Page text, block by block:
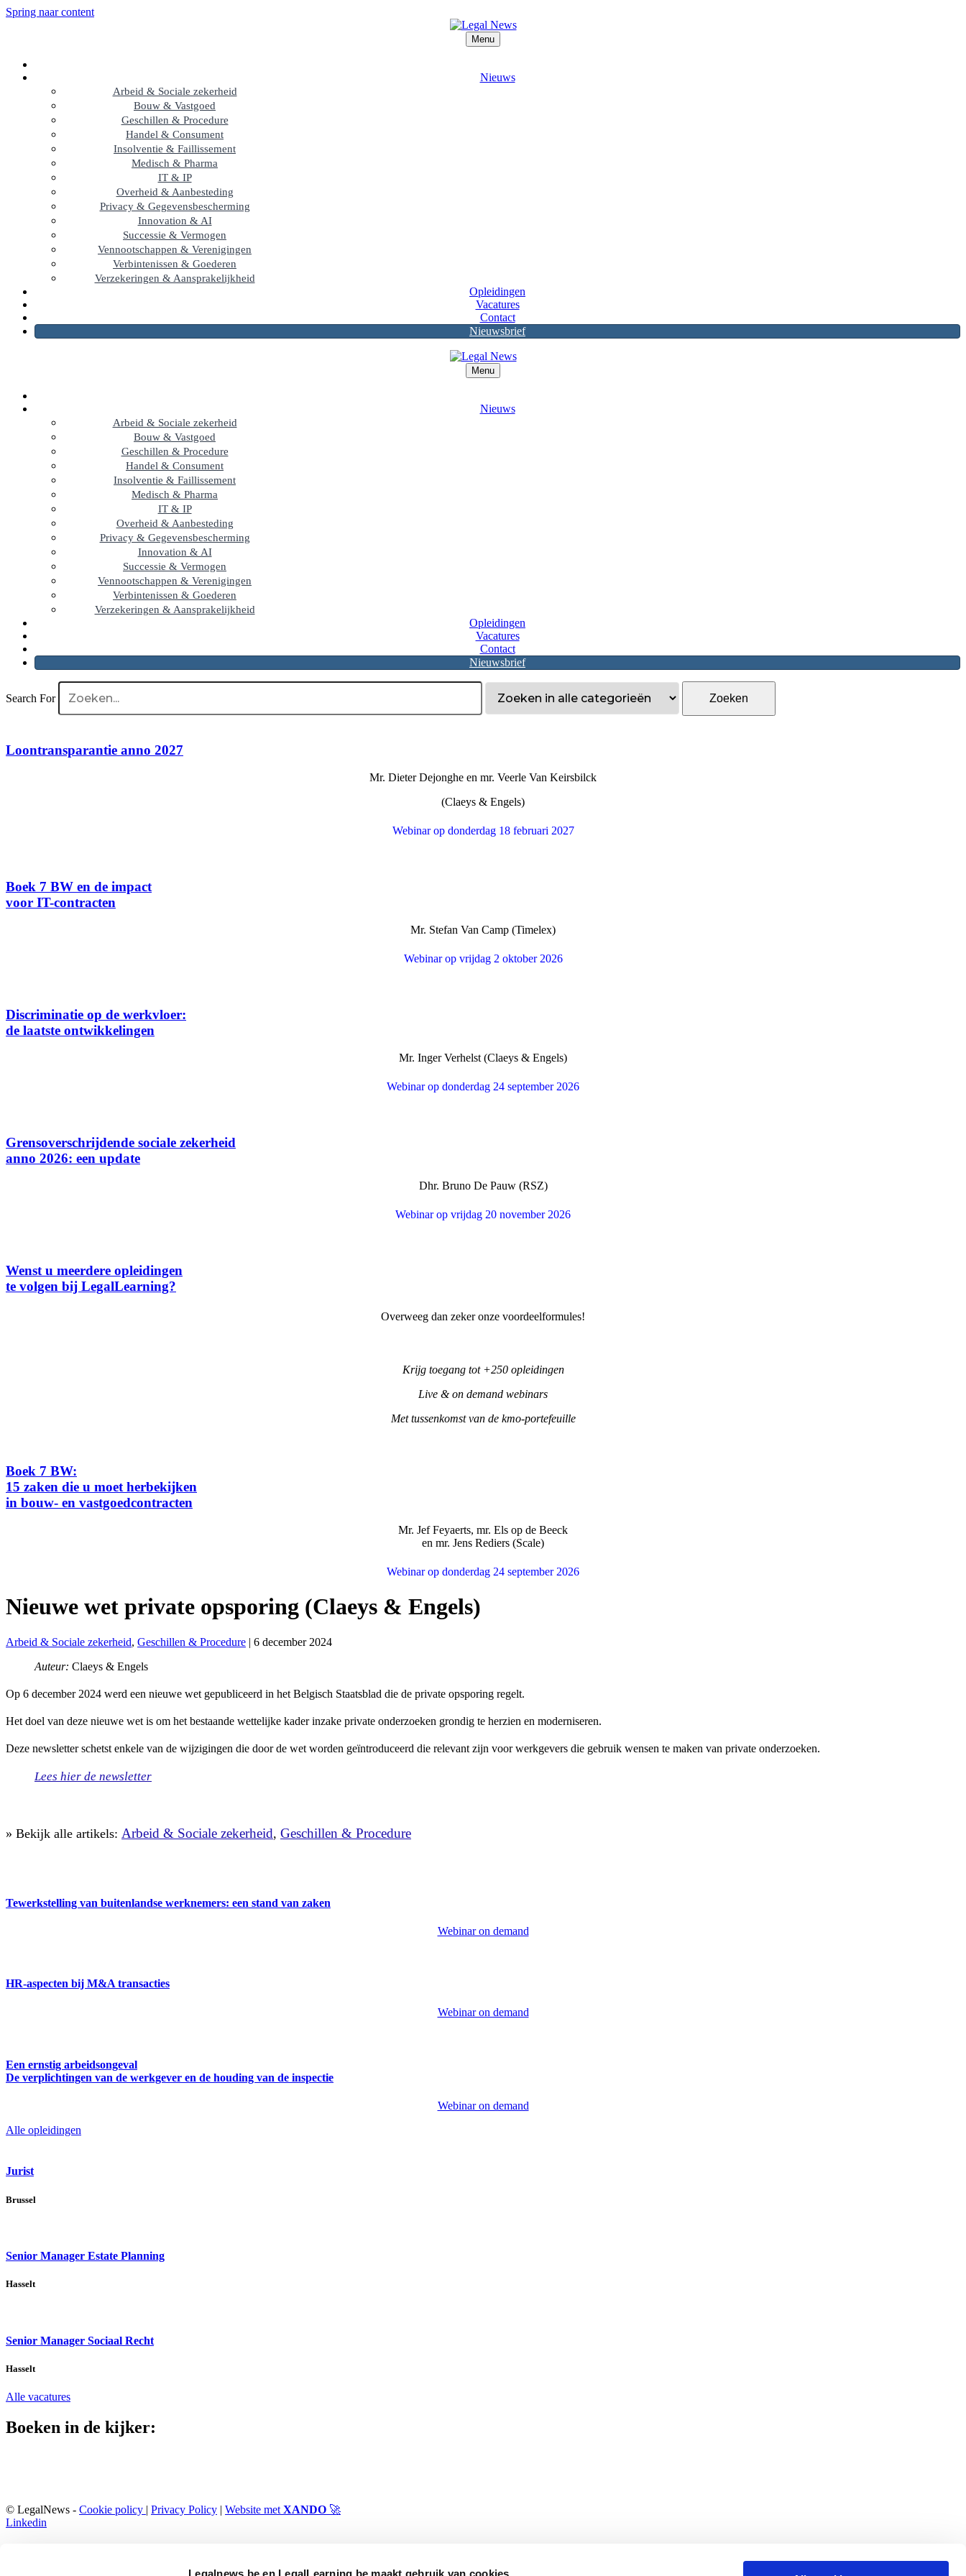
Legalnews.be en LegalLearning.be maakt gebruik van cookies
Spring naar content
Menu
Nieuws
Arbeid & Sociale zekerheid
Bouw & Vastgoed
Geschillen & Procedure
Handel & Consument
Insolventie & Faillissement
Medisch & Pharma
IT & IP
Overheid & Aanbesteding
Privacy & Gegevensbescherming
Innovation & AI
Successie & Vermogen
Vennootschappen & Verenigingen
Verbintenissen & Goederen
Verzekeringen & Aansprakelijkheid
Opleidingen
Vacatures
Contact
Nieuwsbrief
Menu
Nieuws
Arbeid & Sociale zekerheid
Bouw & Vastgoed
Geschillen & Procedure
Handel & Consument
Insolventie & Faillissement
Medisch & Pharma
IT & IP
Overheid & Aanbesteding
Privacy & Gegevensbescherming
Innovation & AI
Successie & Vermogen
Vennootschappen & Verenigingen
Verbintenissen & Goederen
Verzekeringen & Aansprakelijkheid
Opleidingen
Vacatures
Contact
Nieuwsbrief
Search For
Loontransparantie anno 2027
Mr. Dieter Dejonghe en mr. Veerle Van Keirsbilck
(Claeys & Engels)
Webinar op donderdag 18 februari 2027
Boek 7 BW en de impact
voor IT-contracten
Mr. Stefan Van Camp (Timelex)
Webinar op vrijdag 2 oktober 2026
Discriminatie op de werkvloer:
de laatste ontwikkelingen
Mr. Inger Verhelst (Claeys & Engels)
Webinar op donderdag 24 september 2026
Grensoverschrijdende sociale zekerheid
anno 2026: een update
Dhr. Bruno De Pauw (RSZ)
Webinar op vrijdag 20 november 2026
Wenst u meerdere opleidingen
te volgen bij LegalLearning?
Overweeg dan zeker onze voordeelformules!
Krijg toegang tot +250 opleidingen
Live & on demand webinars
Met tussenkomst van de kmo-portefeuille
Boek 7 BW:
15 zaken die u moet herbekijken
in bouw- en vastgoedcontracten
Mr. Jef Feyaerts, mr. Els op de Beeck
en mr. Jens Rediers (Scale)
Webinar op donderdag 24 september 2026
Nieuwe wet private opsporing (Claeys & Engels)
Arbeid & Sociale zekerheid, Geschillen & Procedure | 6 december 2024
Auteur: Claeys & Engels
Op 6 december 2024 werd een nieuwe wet gepubliceerd in het Belgisch Staatsblad die de private opsporing regelt.
Het doel van deze nieuwe wet is om het bestaande wettelijke kader inzake private onderzoeken grondig te herzien en moderniseren.
Deze newsletter schetst enkele van de wijzigingen die door de wet worden geïntroduceerd die relevant zijn voor werkgevers die gebruik wensen te maken van private onderzoeken.
Lees hier de newsletter
» Bekijk alle artikels: Arbeid & Sociale zekerheid, Geschillen & Procedure
Tewerkstelling van buitenlandse werknemers: een stand van zaken
Webinar on demand
HR-aspecten bij M&A transacties
Webinar on demand
Een ernstig arbeidsongeval
De verplichtingen van de werkgever en de houding van de inspectie
Webinar on demand
Alle opleidingen
Jurist
Brussel
Senior Manager Estate Planning
Hasselt
Senior Manager Sociaal Recht
Hasselt
Alle vacatures
Boeken in de kijker:
© LegalNews - Cookie policy | Privacy Policy | Website met XANDO 🚀
Linkedin